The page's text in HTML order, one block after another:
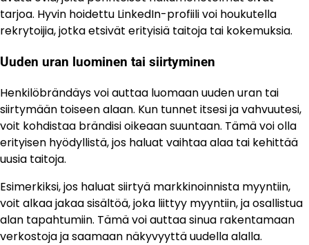
tarjoa. Hyvin hoidettu LinkedIn-profiili voi houkutella
rekrytoijia, jotka etsivät erityisiä taitoja tai kokemuksia.
Uuden uran luominen tai siirtyminen
Henkilöbrändäys voi auttaa luomaan uuden uran tai
siirtymään toiseen alaan. Kun tunnet itsesi ja vahvuutesi,
voit kohdistaa brändisi oikeaan suuntaan. Tämä voi olla
erityisen hyödyllistä, jos haluat vaihtaa alaa tai kehittää
uusia taitoja.
Esimerkiksi, jos haluat siirtyä markkinoinnista myyntiin,
voit alkaa jakaa sisältöä, joka liittyy myyntiin, ja osallistua
alan tapahtumiin. Tämä voi auttaa sinua rakentamaan
verkostoja ja saamaan näkyvyyttä uudella alalla.